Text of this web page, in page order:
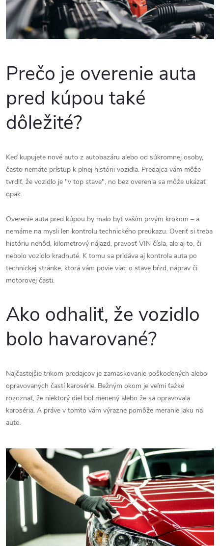
Prečo je overenie auta
pred kúpou také
dôležité?
Keď kupujete nové auto z autobazáru alebo od súkromnej osoby,
často nemáte prístup k plnej histórii vozidla. Predajca vám môže
tvrdiť, že vozidlo je "v top stave", no bez overenia sa môže ukázať
opak.
Overenie auta pred kúpou by malo byť vaším prvým krokom – a
nemáme na mysli len kontrolu technického preukazu. Overiť si treba
históriu nehôd, kilometrový nájazd, pravosť VIN čísla, ale aj to, či
nebolo vozidlo kradnuté. K tomu sa pridáva aj kontrola auta po
technickej stránke, ktorá vám povie viac o stave bŕzd, náprav či
motorovej časti.
Ako odhaliť, že vozidlo
bolo havarované?
Najčastejšie trikom predajcov je zamaskovanie poškodených alebo
opravovaných častí karosérie. Bežným okom je veľmi ťažké
rozoznať, že niektorý diel bol menený alebo že sa opravovala
karoséria. A práve v tomto vám výrazne pomôže meranie laku na
aute.